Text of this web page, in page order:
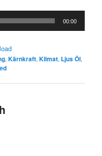
00:00
,Kärnkraft,Klimat, Ljus Öl,